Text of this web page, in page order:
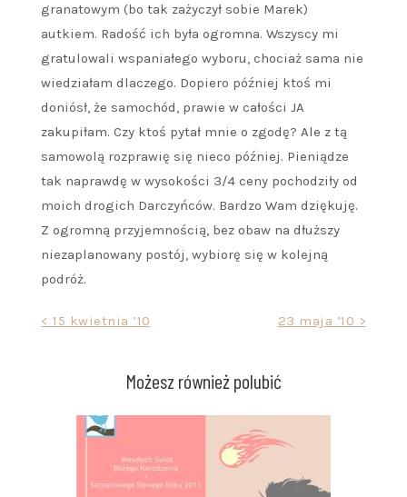
granatowym (bo tak zażyczył sobie Marek)
autkiem. Radość ich była ogromna. Wszyscy mi
gratulowali wspaniałego wyboru, chociaż sama nie
wiedziałam dlaczego. Dopiero później ktoś mi
doniósł, że samochód, prawie w całości JA
zakupiłam. Czy ktoś pytał mnie o zgodę? Ale z tą
samowolą rozprawię się nieco później. Pieniądze
tak naprawdę w wysokości 3/4 ceny pochodziły od
moich drogich Darczyńców. Bardzo Wam dziękuję.
Z ogromną przyjemnością, bez obaw na dłuższy
niezaplanowany postój, wybiorę się w kolejną
podróż.
Nawigacja< 15 kwietnia ’10 23 maja ’10 >
Możesz również polubić